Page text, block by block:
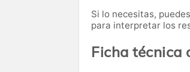
Si lo necesitas,
para interpretar los
Ficha técnica